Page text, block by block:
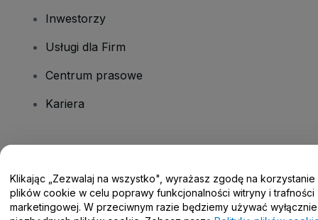
Inwestorzy
Usługi dla Firm
Centrum prasowe
Kariera
Centrum pomocy / Skontaktuj się z nami
Klikając „Zezwalaj na wszystko", wyrażasz zgodę na korzystanie
plików cookie w celu poprawy funkcjonalności witryny i trafności
marketingowej. W przeciwnym razie będziemy używać wyłącznie